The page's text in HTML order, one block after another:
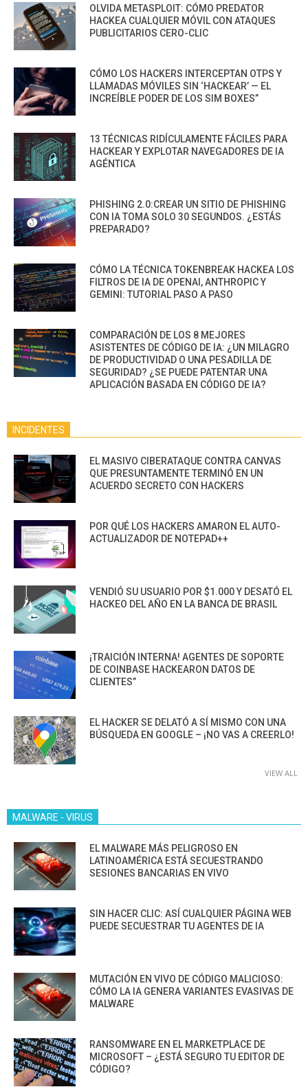
OLVIDA METASPLOIT: CÓMO PREDATOR
HACKEA CUALQUIER MÓVIL CON ATAQUES
PUBLICITARIOS CERO-CLIC
CÓMO LOS HACKERS INTERCEPTAN OTPS Y
LLAMADAS MÓVILES SIN ‘HACKEAR’ — EL
INCREÍBLE PODER DE LOS SIM BOXES”
13 TÉCNICAS RIDÍCULAMENTE FÁCILES PARA
HACKEAR Y EXPLOTAR NAVEGADORES DE IA
AGÉNTICA
PHISHING 2.0:CREAR UN SITIO DE PHISHING
CON IA TOMA SOLO 30 SEGUNDOS. ¿ESTÁS
PREPARADO?
CÓMO LA TÉCNICA TOKENBREAK HACKEA LOS
FILTROS DE IA DE OPENAI, ANTHROPIC Y
GEMINI: TUTORIAL PASO A PASO
COMPARACIÓN DE LOS 8 MEJORES
ASISTENTES DE CÓDIGO DE IA: ¿UN MILAGRO
DE PRODUCTIVIDAD O UNA PESADILLA DE
SEGURIDAD? ¿SE PUEDE PATENTAR UNA
APLICACIÓN BASADA EN CÓDIGO DE IA?
INCIDENTES
EL MASIVO CIBERATAQUE CONTRA CANVAS
QUE PRESUNTAMENTE TERMINÓ EN UN
ACUERDO SECRETO CON HACKERS
POR QUÉ LOS HACKERS AMARON EL AUTO-
ACTUALIZADOR DE NOTEPAD++
VENDIÓ SU USUARIO POR $1.000 Y DESATÓ EL
HACKEO DEL AÑO EN LA BANCA DE BRASIL
¡TRAICIÓN INTERNA! AGENTES DE SOPORTE
DE COINBASE HACKEARON DATOS DE
CLIENTES”
EL HACKER SE DELATÓ A SÍ MISMO CON UNA
BÚSQUEDA EN GOOGLE – ¡NO VAS A CREERLO!
VIEW ALL
MALWARE - VIRUS
EL MALWARE MÁS PELIGROSO EN
LATINOAMÉRICA ESTÁ SECUESTRANDO
SESIONES BANCARIAS EN VIVO
SIN HACER CLIC: ASÍ CUALQUIER PÁGINA WEB
PUEDE SECUESTRAR TU AGENTES DE IA
MUTACIÓN EN VIVO DE CÓDIGO MALICIOSO:
CÓMO LA IA GENERA VARIANTES EVASIVAS DE
MALWARE
RANSOMWARE EN EL MARKETPLACE DE
MICROSOFT – ¿ESTÁ SEGURO TU EDITOR DE
CÓDIGO?